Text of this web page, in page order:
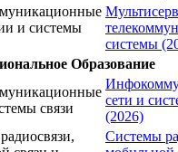
и системы
системы
Образование
связи
сети и
(2026)
Системы